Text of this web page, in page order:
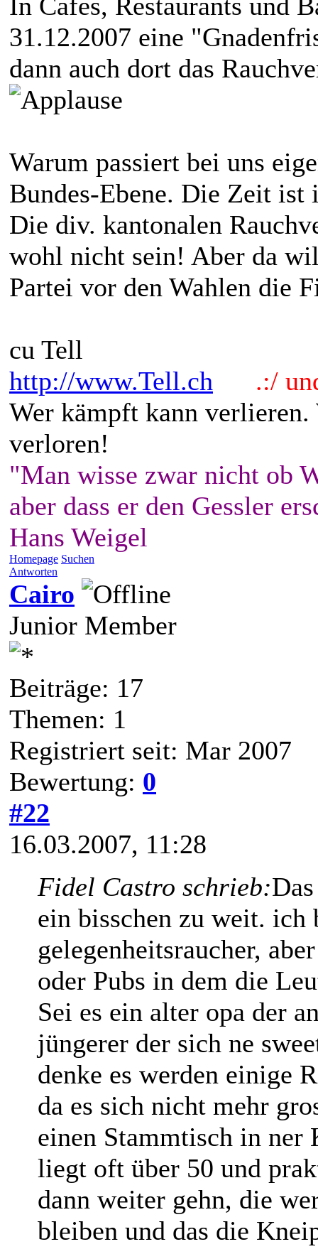
31.12.2007 eine
dann auch dort das
Warum passiert bei uns
Bundes-Ebene. Die Zeit
Die div. kantonalen
wohl nicht sein! Aber da
Partei vor den Wahlen die
cu Tell
http://www.Tell.ch
.:/
Wer kämpft kann
verloren!
"Man wisse zwar nicht ob
aber dass er den Gessler
Hans Weigel
Homepage Suchen
Antworten
Cairo
Junior Member
Beiträge: 17
Themen: 1
Registriert seit: Mar 2007
Bewertung: 0
#22
16.03.2007, 11:28
Fidel Castro schrieb:
ein bisschen zu weit. ich
gelegenheitsraucher,
oder Pubs in dem die
Sei es ein alter opa der
jüngerer der sich ne
denke es werden einige
da es sich nicht mehr
einen Stammtisch in ner
liegt oft über 50 und
dann weiter gehn, die
bleiben und das die